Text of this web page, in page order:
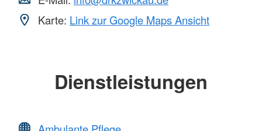
Karte: Link zur Google Maps Ansicht
Dienstleistungen